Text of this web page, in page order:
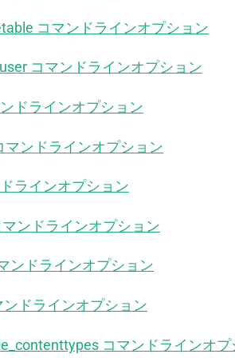
コマンドラインオプション
コマンドラインオプション
ドラインオプション
マンドラインオプション
ラインオプション
ンドラインオプション
ンドラインオプション
ドラインオプション
コマンドラインオプ